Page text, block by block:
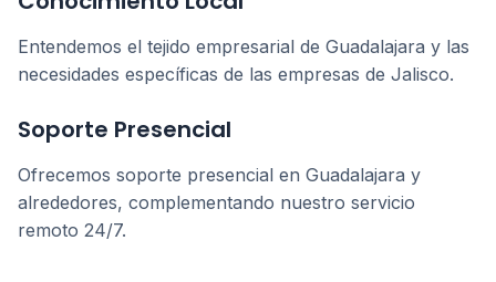
Entendemos el tejido empresarial de Guadalajara y las
necesidades específicas de las empresas de Jalisco.
Soporte Presencial
Ofrecemos soporte presencial en Guadalajara y
alrededores, complementando nuestro servicio
remoto 24/7.